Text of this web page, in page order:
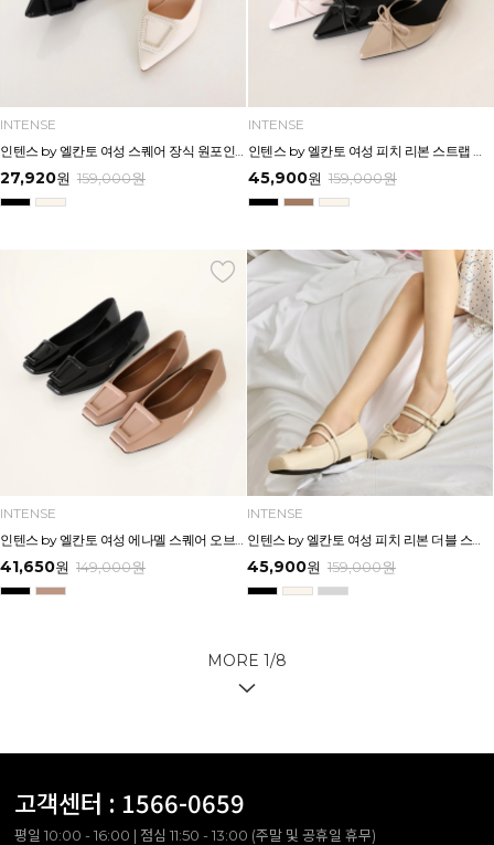
INTENSE
27,920원 159,000원
INTENSE
45,900원 159,000원
INTENSE
41,650원 149,000원
INTENSE
45,900원 159,000원
MORE 1/8
고객센터 : 1566-0659
평일 10:00 - 16:00 | 점심 11:50 - 13:00 (주말 및 공휴일 휴무)